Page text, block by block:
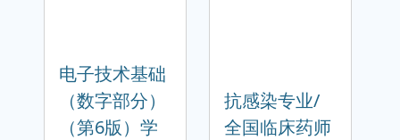
电子技术基础
（数字部分）
（第6版）学
抗感染专业/
全国临床药师